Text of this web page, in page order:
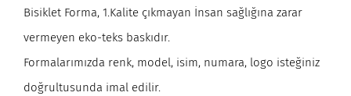
Bisiklet Forma, 1.Kalite çıkmayan İnsan sağlığına zarar
vermeyen eko-teks baskıdır.
Formalarımızda renk, model, isim, numara, logo isteğiniz
doğrultusunda imal edilir.